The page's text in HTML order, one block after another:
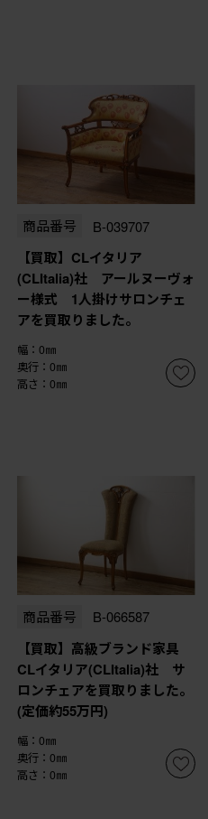
商品番号 B-039707
【買取】CLイタリア
(CLItalia)社 アールヌーヴォ
ー様式 1人掛けサロンチェ
アを買取りました。
幅：0㎜
奥行：0㎜
高さ：0㎜
商品番号 B-066587
【買取】高級ブランド家具
CLイタリア(CLItalia)社 サ
ロンチェアを買取りました。
(定価約55万円)
幅：0㎜
奥行：0㎜
高さ：0㎜